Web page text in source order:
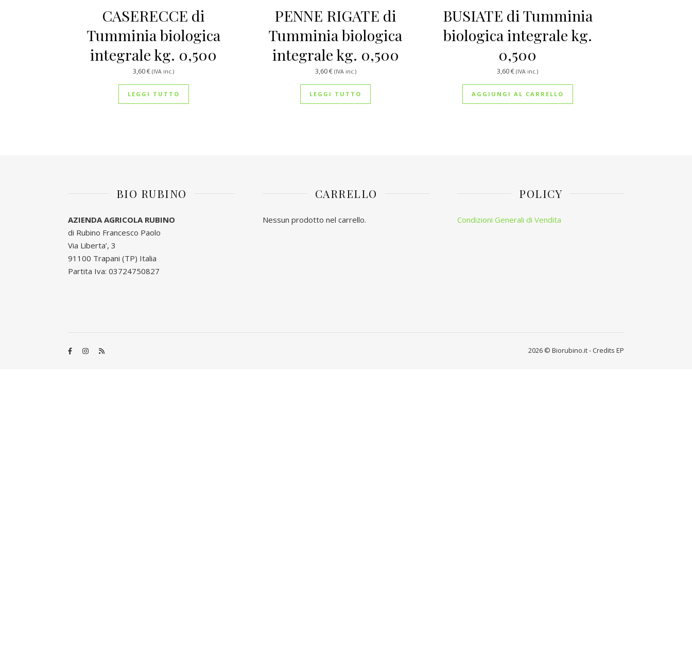
CASERECCE di
Tumminia biologica
integrale kg. 0,500
3,60€ (IVA inc.)
LEGGI TUTTO
PENNE RIGATE di
Tumminia biologica
integrale kg. 0,500
3,60€ (IVA inc.)
LEGGI TUTTO
BUSIATE di Tumminia
biologica integrale kg.
0,500
3,60€ (IVA inc.)
AGGIUNGI AL CARRELLO
BIO RUBINO
AZIENDA AGRICOLA RUBINO
di Rubino Francesco Paolo
Via Liberta’, 3
91100 Trapani (TP) Italia
Partita Iva: 03724750827
CARRELLO
Nessun prodotto nel carrello.
POLICY
Condizioni Generali di Vendita
2026 © Biorubino.it - Credits EP